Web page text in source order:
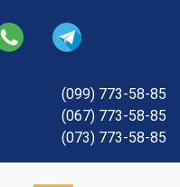
(099) 773-58-85
(067) 773-58-85
(073) 773-58-85